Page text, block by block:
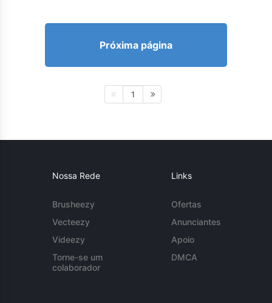
Próxima página
1
Nossa Rede
Brusheezy
Vecteezy
Videezy
Torne-se um
colaborador
Links
Ofertas
Anunciantes
Apoio
DMCA